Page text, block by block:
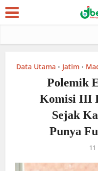
Data Utama • Jatim •
Polemik
Komisi III
Sejak
Punya
11